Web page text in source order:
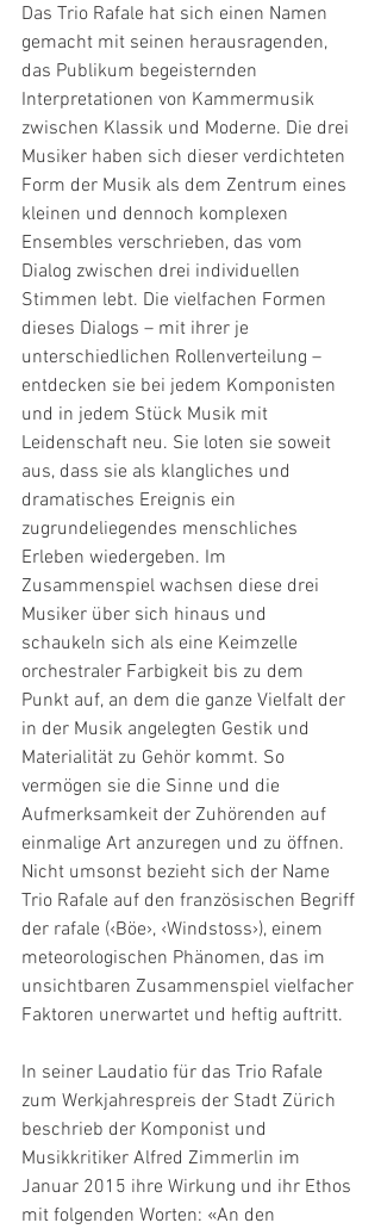
Das Trio Rafale hat sich einen Namen
gemacht mit seinen herausragenden,
das Publikum begeisternden
Interpretationen von Kammermusik
zwischen Klassik und Moderne. Die drei
Musiker haben sich dieser verdichteten
Form der Musik als dem Zentrum eines
kleinen und dennoch komplexen
Ensembles verschrieben, das vom
Dialog zwischen drei individuellen
Stimmen lebt. Die vielfachen Formen
dieses Dialogs – mit ihrer je
unterschiedlichen Rollenverteilung –
entdecken sie bei jedem Komponisten
und in jedem Stück Musik mit
Leidenschaft neu. Sie loten sie soweit
aus, dass sie als klangliches und
dramatisches Ereignis ein
zugrundeliegendes menschliches
Erleben wiedergeben. Im
Zusammenspiel wachsen diese drei
Musiker über sich hinaus und
schaukeln sich als eine Keimzelle
orchestraler Farbigkeit bis zu dem
Punkt auf, an dem die ganze Vielfalt der
in der Musik angelegten Gestik und
Materialität zu Gehör kommt. So
vermögen sie die Sinne und die
Aufmerksamkeit der Zuhörenden auf
einmalige Art anzuregen und zu öffnen.
Nicht umsonst bezieht sich der Name
Trio Rafale auf den französischen Begriff
der rafale (‹Böe›, ‹Windstoss›), einem
meteorologischen Phänomen, das im
unsichtbaren Zusammenspiel vielfacher
Faktoren unerwartet und heftig auftritt.
In seiner Laudatio für das Trio Rafale
zum Werkjahrespreis der Stadt Zürich
beschrieb der Komponist und
Musikkritiker Alfred Zimmerlin im
Januar 2015 ihre Wirkung und ihr Ethos
mit folgenden Worten: «An den